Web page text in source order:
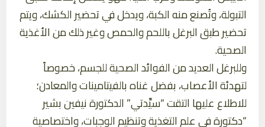
التبولة، وتُصنع منه الكبة، ويدخل في تحضير الكشك، ويتم
تحضير طبق البرغل باللحم والحمص وغير ذلك من الأغذية
الصحية.
وللبرغل العديد من الفوائد الصحية للجسم، خصوصاً
لتهدئة الأعصاب، بفضل غناه بالفيتامينات والمعادن؛
للاطلاع عليها التقت “سيِّدتي” الدكتورة نيفين بشير
“دكتورة في علم التغذية وتنظيم الوجبات، واختصاصية